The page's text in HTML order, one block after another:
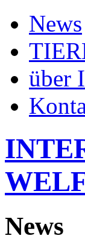
News
über
News